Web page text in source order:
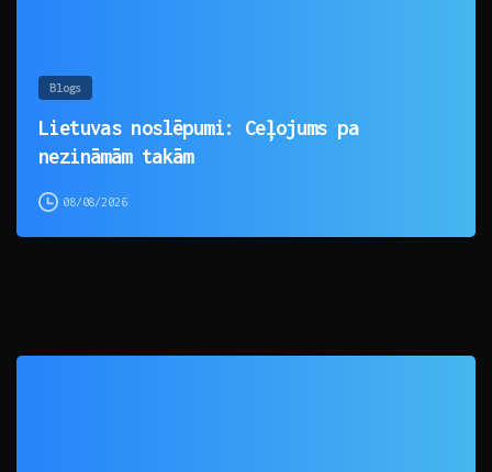
Blogs
Lietuvas noslēpumi: Ceļojums pa
nezināmām takām
08/08/2026